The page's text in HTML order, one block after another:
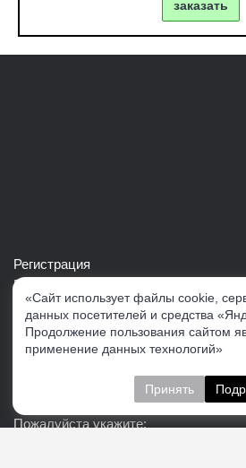
заказать
Регистрация
Войти в свой аккаунт
Скачать каталог продукции VERTUL
Следите за нами
Пожалуйста укажите:
«Сайт использует файлы cookie,
данных посетителей и средства
Продолжение пользования сайтом
применение данных технологий»
Принять